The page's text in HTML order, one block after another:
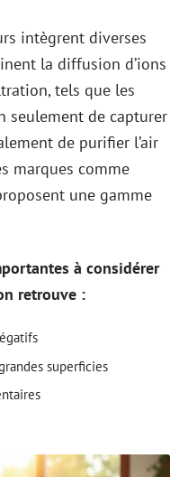
intègrent diverses
la diffusion d’ions
tels que les
seulement de capturer
de purifier l’air
marques comme
une gamme
à considérer
retrouve :
superficies